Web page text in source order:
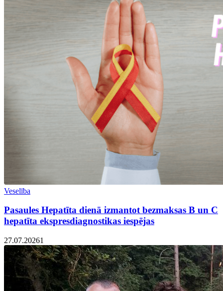
Veselība
Pasaules Hepatīta dienā izmantot bezmaksas B un C
hepatīta ekspresdiagnostikas iespējas
27.07.20261